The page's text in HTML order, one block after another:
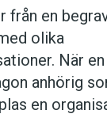
en
olika
När
anhörig
en